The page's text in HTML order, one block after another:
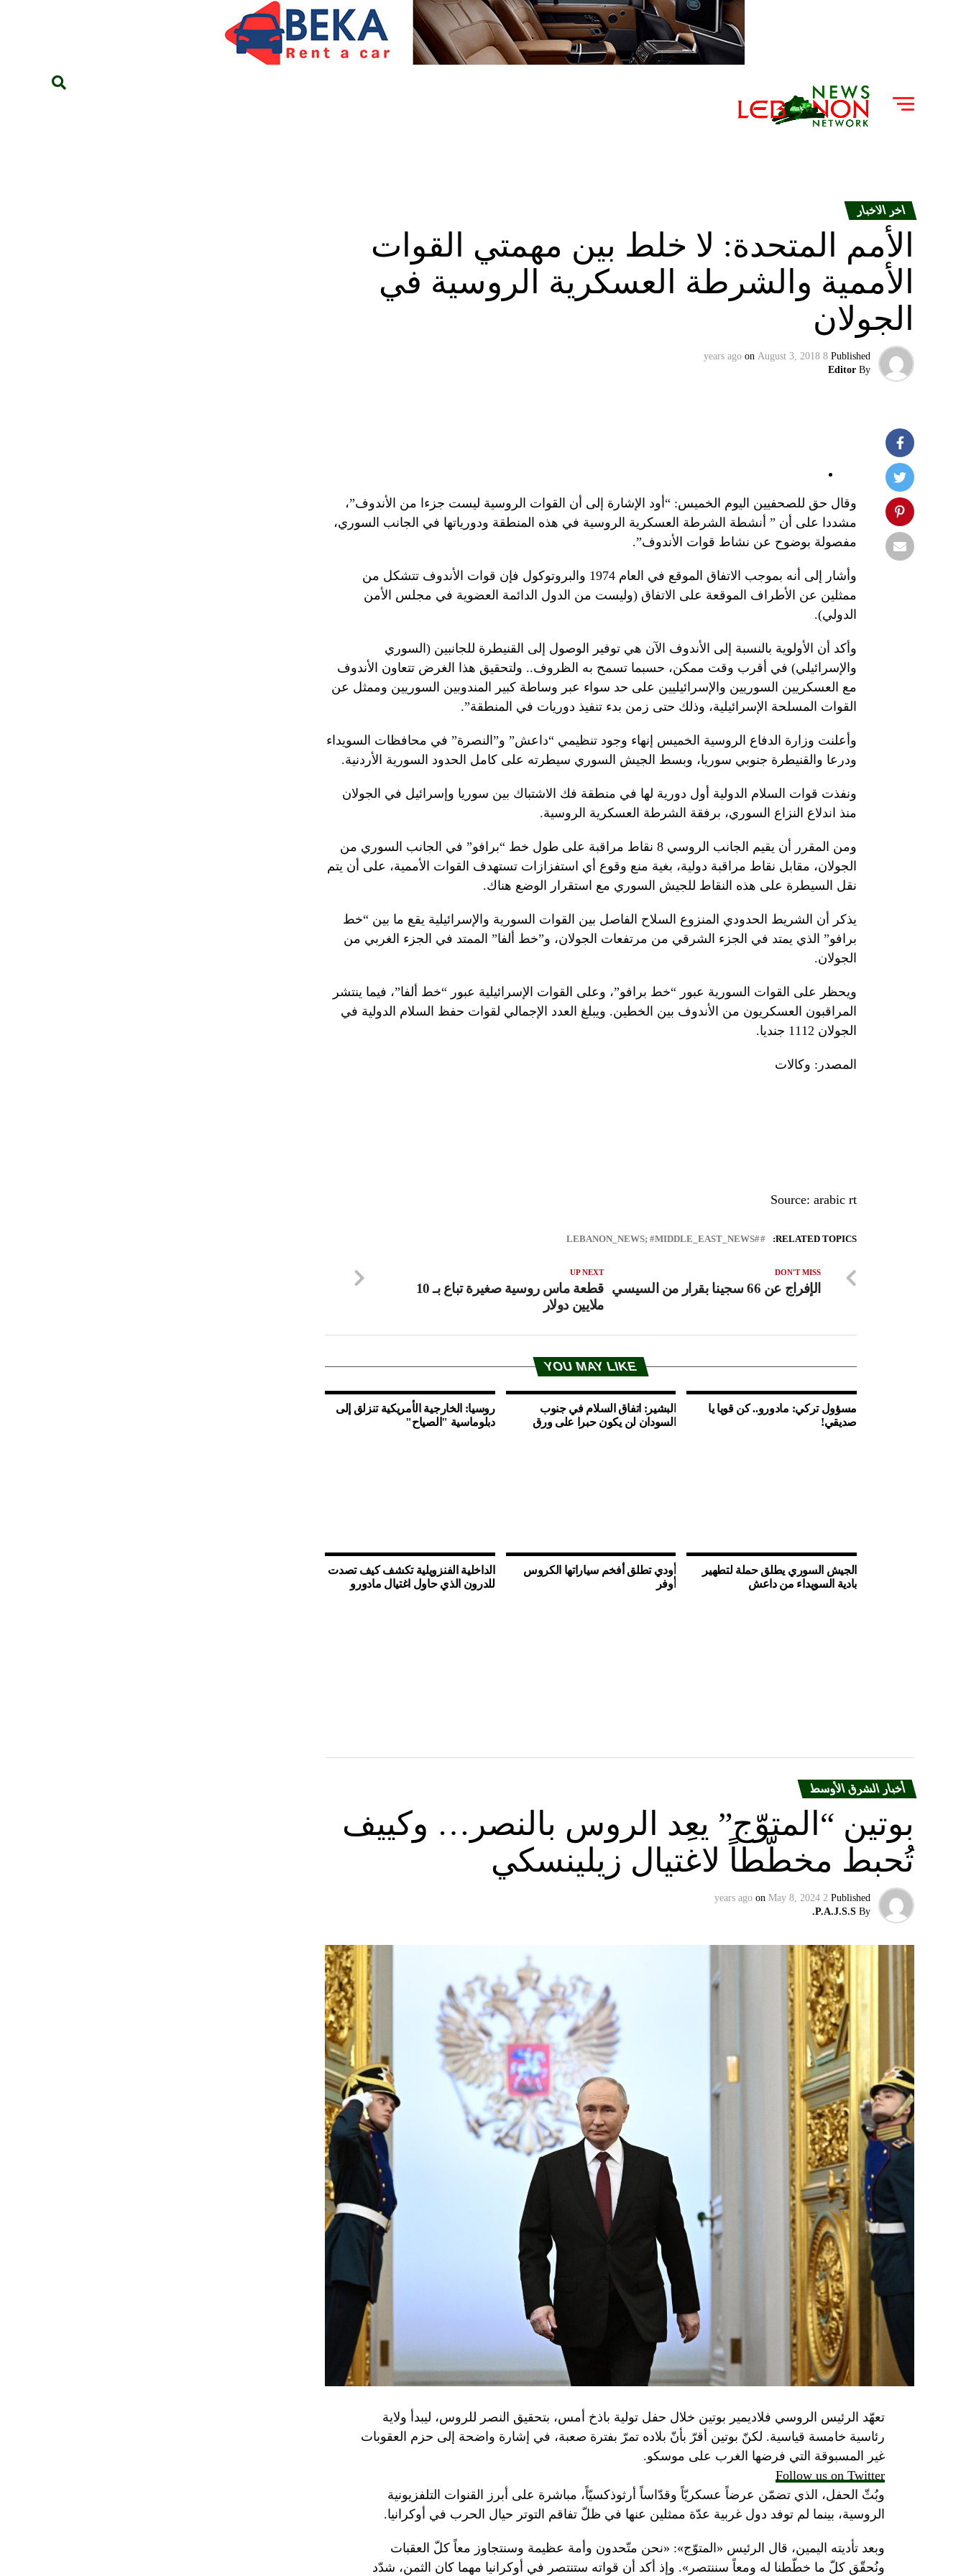
اخر الاخبار
الأمم المتحدة: لا خلط بين مهمتي القوات
الأممية والشرطة العسكرية الروسية في
الجولان
Published
8 years ago
on August 3, 2018
By
Editor
وقال حق للصحفيين اليوم الخميس: “أود الإشارة إلى أن القوات الروسية ليست جزءا من الأندوف”،
مشددا على أن ” أنشطة الشرطة العسكرية الروسية في هذه المنطقة ودورياتها في الجانب السوري،
مفصولة بوضوح عن نشاط قوات الأندوف”.
وأشار إلى أنه بموجب الاتفاق الموقع في العام 1974 والبروتوكول فإن قوات الأندوف تتشكل من
ممثلين عن الأطراف الموقعة على الاتفاق (وليست من الدول الدائمة العضوية في مجلس الأمن
الدولي).
وأكد أن الأولوية بالنسبة إلى الأندوف الآن هي توفير الوصول إلى القنيطرة للجانبين (السوري
والإسرائيلي) في أقرب وقت ممكن، حسبما تسمح به الظروف.. ولتحقيق هذا الغرض تتعاون الأندوف
مع العسكريين السوريين والإسرائيليين على حد سواء عبر وساطة كبير المندوبين السوريين وممثل عن
القوات المسلحة الإسرائيلية، وذلك حتى زمن بدء تنفيذ دوريات في المنطقة”.
وأعلنت وزارة الدفاع الروسية الخميس إنهاء وجود تنظيمي “داعش” و”النصرة” في محافظات السويداء
ودرعا والقنيطرة جنوبي سوريا، وبسط الجيش السوري سيطرته على كامل الحدود السورية الأردنية.
ونفذت قوات السلام الدولية أول دورية لها في منطقة فك الاشتباك بين سوريا وإسرائيل في الجولان
منذ اندلاع النزاع السوري، برفقة الشرطة العسكرية الروسية.
ومن المقرر أن يقيم الجانب الروسي 8 نقاط مراقبة على طول خط “برافو” في الجانب السوري من
الجولان، مقابل نقاط مراقبة دولية، بغية منع وقوع أي استفزازات تستهدف القوات الأممية، على أن يتم
نقل السيطرة على هذه النقاط للجيش السوري مع استقرار الوضع هناك.
يذكر أن الشريط الحدودي المنزوع السلاح الفاصل بين القوات السورية والإسرائيلية يقع ما بين “خط
برافو” الذي يمتد في الجزء الشرقي من مرتفعات الجولان، و”خط ألفا” الممتد في الجزء الغربي من
الجولان.
ويحظر على القوات السورية عبور “خط برافو”، وعلى القوات الإسرائيلية عبور “خط ألفا”، فيما ينتشر
المراقبون العسكريون من الأندوف بين الخطين. ويبلغ العدد الإجمالي لقوات حفظ السلام الدولية في
الجولان 1112 جنديا.
المصدر: وكالات
Source: arabic rt
RELATED TOPICS:
#LEBANON_NEWS; #MIDDLE_EAST_NEWS
UP NEXT
قطعة ماس روسية صغيرة تباع بـ 10
ملايين دولار
DON'T MISS
الإفراج عن 66 سجينا بقرار من السيسي
YOU MAY LIKE
مسؤول تركي: مادورو.. كن قويا يا
صديقي!
البشير: اتفاق السلام في جنوب
السودان لن يكون حبرا على ورق
روسيا: الخارجية الأمريكية تنزلق إلى
دبلوماسية "الصياح"
الجيش السوري يطلق حملة لتطهير
بادية السويداء من داعش
أودي تطلق أفخم سياراتها الكروس
أوفر
الداخلية الفنزويلية تكشف كيف تصدت
للدرون الذي حاول اغتيال مادورو
أخبار الشرق الأوسط
بوتين “المتوّج” يعِد الروس بالنصر… وكييف
تُحبط مخطّطاً لاغتيال زيلينسكي
Published
2 years ago
on May 8, 2024
By
P.A.J.S.S.
تعهّد الرئيس الروسي فلاديمير بوتين خلال حفل تولية باذخ أمس، بتحقيق النصر للروس، ليبدأ ولاية
رئاسية خامسة قياسية. لكنّ بوتين أقرّ بأنّ بلاده تمرّ بفترة صعبة، في إشارة واضحة إلى حزم العقوبات
غير المسبوقة التي فرضها الغرب على موسكو.
Follow us on Twitter
وبُثّ الحفل، الذي تضمّن عرضاً عسكريّاً وقدّاساً أرثوذكسيّاً، مباشرة على أبرز القنوات التلفزيونية
الروسية، بينما لم توفد دول غربية عدّة ممثلين عنها في ظلّ تفاقم التوتر حيال الحرب في أوكرانيا.
وبعد تأديته اليمين، قال الرئيس «المتوّج»: «نحن متّحدون وأمة عظيمة وسنتجاوز معاً كلّ العقبات
ونُحقّق كلّ ما خطّطنا له ومعاً سننتصر». وإذ أكد أن قواته ستنتصر في أوكرانيا مهما كان الثمن، شدّد